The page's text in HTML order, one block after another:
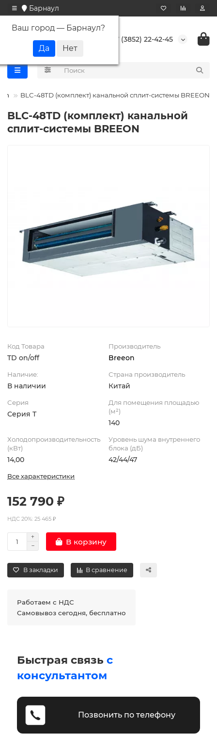
Барнаул
Ваш город — Барнаул?
+7 (3852) 22-42-45
BLC-48TD (комплект) канальной сплит-системы BREEON
BLC-48TD (комплект) канальной
сплит-системы BREEON
Код Товара
TD on/off
Производитель
Breeon
Наличие:
В наличии
Страна производитель
Китай
Серия
Серия Т
Для помещения площадью
(м²)
140
Холодопроизводительность
(кВт)
14,00
Уровень шума внутреннего
блока (дБ)
42/44/47
Все характеристики
152 790 ₽
НДС 20%: 25 465 ₽
В корзину
В закладки В сравнение
Работаем с НДС
Самовывоз сегодня, бесплатно
Быстрая связь с
консультантом
Позвонить по телефону